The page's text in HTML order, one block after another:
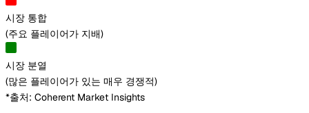
시장 통합
(주요 플레이어가 지배)
시장 분열
(많은 플레이어가 있는 매우 경쟁적)
*출처: Coherent Market Insights